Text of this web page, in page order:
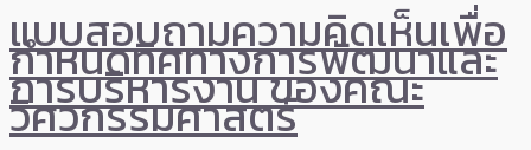
แบบสอบถามความคิดเห็นเพื่อ
กำหนดทิศทางการพัฒนาและ
การบริหารงาน ของคณะ
วิศวกรรมศาสตร์